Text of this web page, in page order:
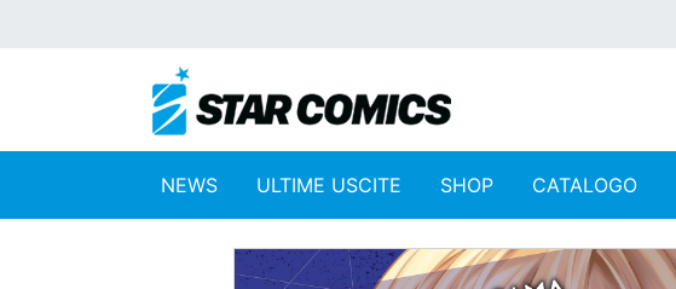
NEWS ULTIME USCITE SHOP CATALOGO